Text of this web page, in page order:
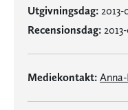
Utgivningsdag: 2013-
Recensionsdag:
Mediekontakt: